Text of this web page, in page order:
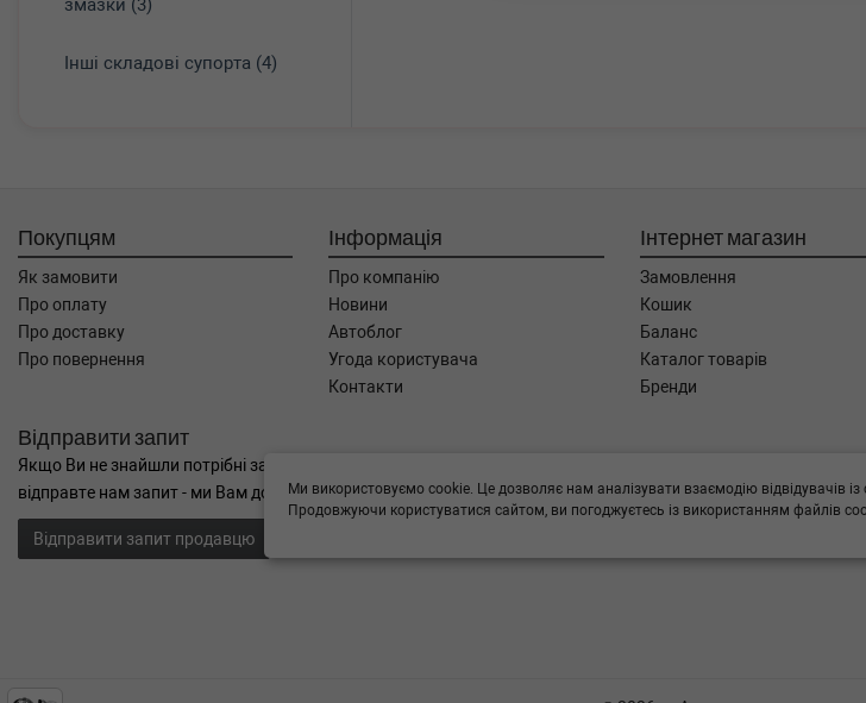
змазки (3)
Інші складові супорта (4)
Покупцям
Як замовити
Про оплату
Про доставку
Про повернення
Інформація
Про компанію
Новини
Автоблог
Угода користувача
Контакти
Інтернет магазин
Замовлення
Кошик
Баланс
Каталог товарів
Бренди
Відправити запит
Якщо Ви не знайшли потрібні запчастини, або Вам потрібна допомога в підборі,
відправте нам запит - ми Вам допоможемо
Відправити запит продавцю
Ми використовуємо cookie. Це дозволяє нам аналізувати взаємодію відвідувачів
Продовжуючи користуватися сайтом, ви погоджуєтесь із використанням файлів